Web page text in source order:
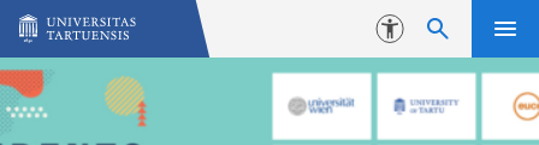
Skip to content
Accessibility